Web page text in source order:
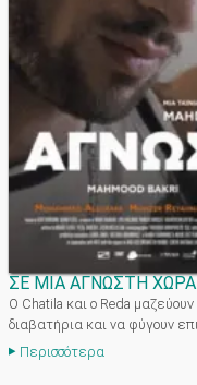
ΣΕ ΜΙΑ ΑΓΝΩΣΤΗ ΧΩΡΑ
Ο Chatila και ο Reda
διαβατήρια και να φύγουν
Περισσότερα